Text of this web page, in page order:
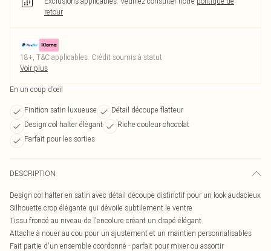
retour
18+, T&C applicables. Crédit soumis à statut
Voir plus
En un coup d’œil
Finition satin luxueuse
Détail découpe flatteur
Design col halter élégant
Riche couleur chocolat
Parfait pour les sorties
DESCRIPTION
Design col halter en satin avec détail découpe distinctif pour un look audacieux
Silhouette crop élégante qui dévoile subtilement le ventre
Tissu froncé au niveau de l'encolure créant un drapé élégant
Attache à nouer au cou pour un ajustement et un maintien personnalisables
Fait partie d'un ensemble coordonné - parfait pour mixer ou assortir